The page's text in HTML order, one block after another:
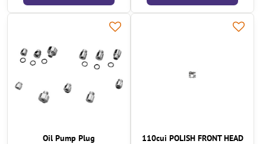
Oil Pump Plug 110cui POLISH FRONT HEAD